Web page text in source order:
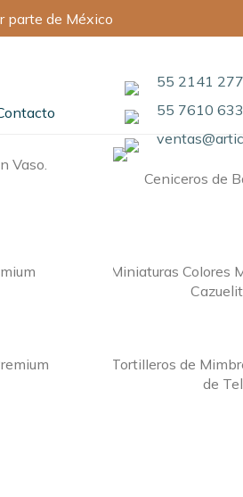
parte de México
55 2141
55 7610
Vaso.
Ceniceros de
Miniaturas Colores
Tortilleros de
de